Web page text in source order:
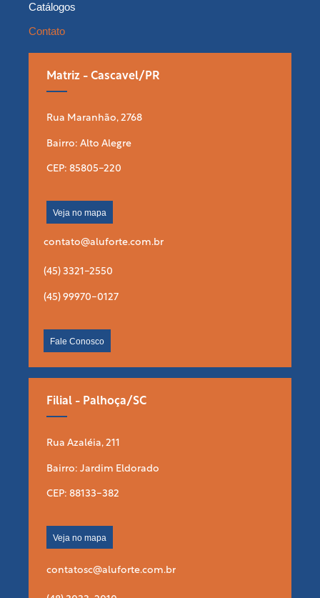
Catálogos
Contato
Matriz - Cascavel/PR
Rua Maranhão, 2768
Bairro: Alto Alegre
CEP: 85805-220
Veja no mapa
contato@aluforte.com.br
(45) 3321-2550
(45) 99970-0127
Fale Conosco
Filial - Palhoça/SC
Rua Azaléia, 211
Bairro: Jardim Eldorado
CEP: 88133-382
Veja no mapa
contatosc@aluforte.com.br